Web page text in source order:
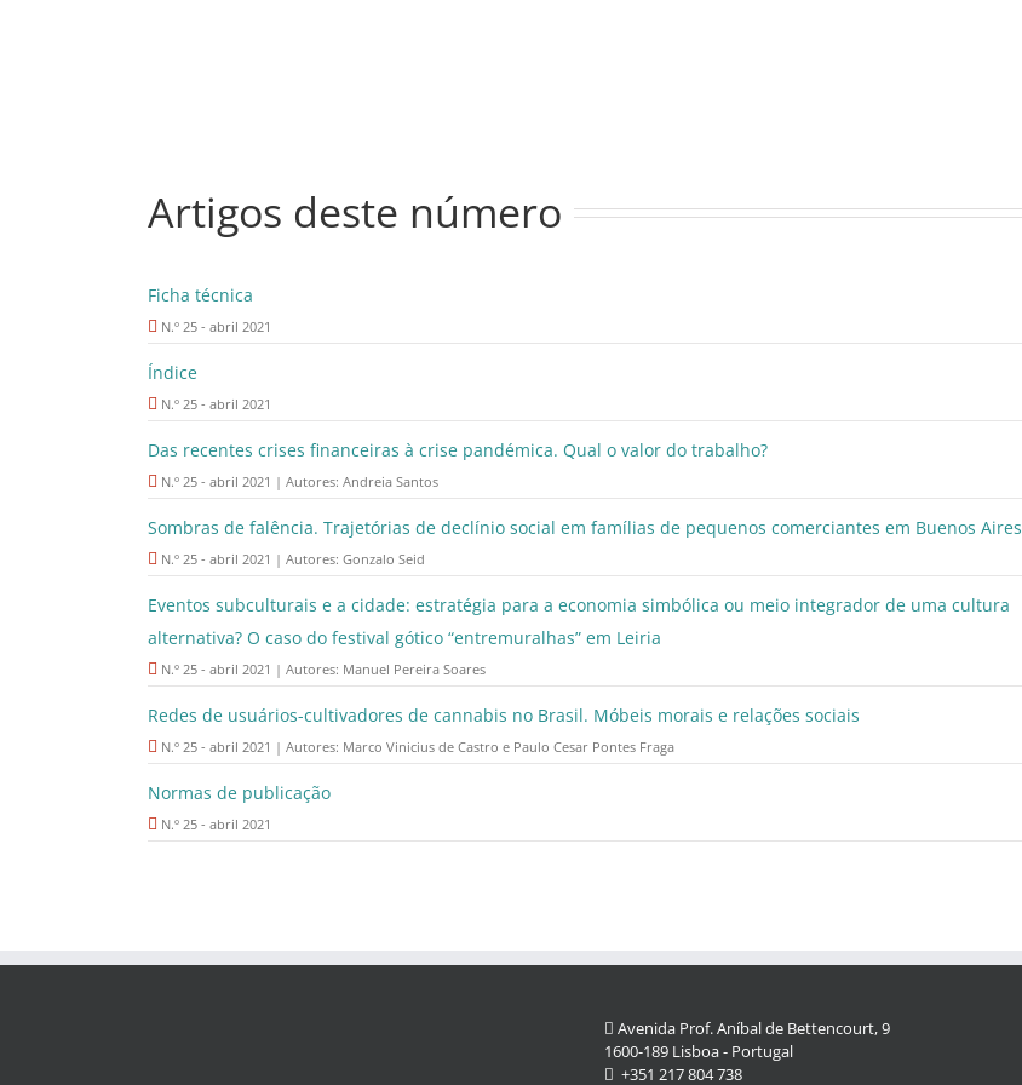
Artigos deste número
Ficha técnica
N.º 25 - abril 2021
Índice
N.º 25 - abril 2021
Das recentes crises financeiras à crise pandémica. Qual o valor do trabalho?
N.º 25 - abril 2021 | Autores: Andreia Santos
Sombras de falência. Trajetórias de declínio social em famílias de pequenos comerciantes em Buenos Aires
N.º 25 - abril 2021 | Autores: Gonzalo Seid
Eventos subculturais e a cidade: estratégia para a economia simbólica ou meio integrador de uma cultura
alternativa? O caso do festival gótico “entremuralhas” em Leiria
N.º 25 - abril 2021 | Autores: Manuel Pereira Soares
Redes de usuários-cultivadores de cannabis no Brasil. Móbeis morais e relações sociais
N.º 25 - abril 2021 | Autores: Marco Vinicius de Castro e Paulo Cesar Pontes Fraga
Normas de publicação
N.º 25 - abril 2021
Avenida Prof. Aníbal de Bettencourt, 9
1600-189 Lisboa - Portugal
+351 217 804 738